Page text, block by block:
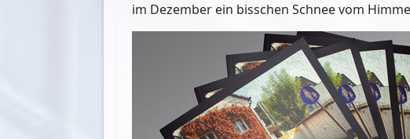
im Dezember ein bisschen Schnee vom